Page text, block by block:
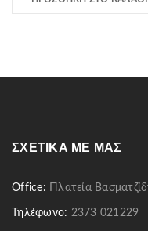
ΣΧΕΤΙΚΆ ΜΕ ΜΑΣ
Office: Πλατεία
Τηλέφωνο: 2373 021229